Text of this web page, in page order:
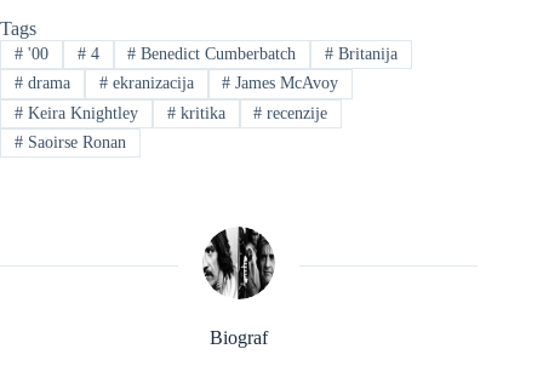
Tags
#'00 #4 # Benedict Cumberbatch # Britanija
#drama #ekranizacija # James McAvoy
#Keira Knightley #kritika # recenzije
#Saoirse Ronan
Biograf